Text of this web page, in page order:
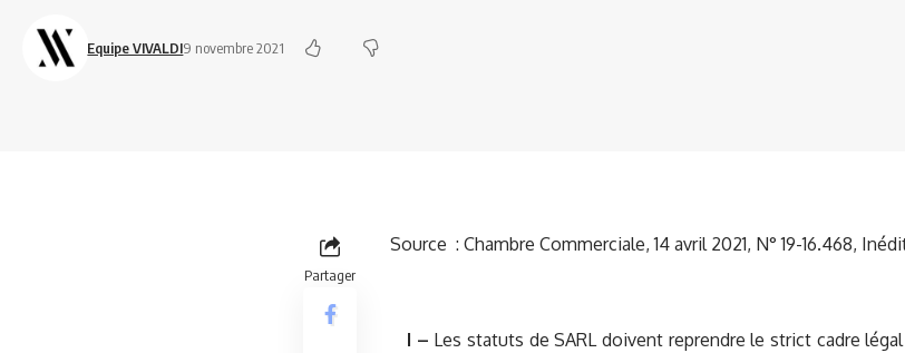
Equipe VIVALDI9 novembre 2021
Partager
Source : Chambre Commerciale, 14 avril 2021, N° 19-16.468,
I – Les statuts de SARL doivent reprendre le strict cadre